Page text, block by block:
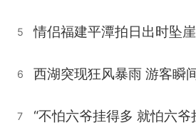
5 情侣福建平潭拍日出时坠崖
6
7